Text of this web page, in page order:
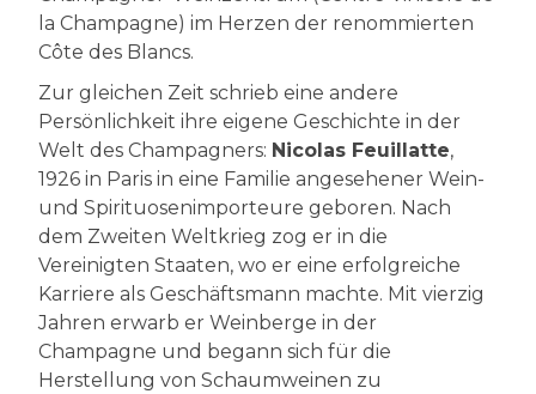
la Champagne) im Herzen der renommierten
Côte des Blancs.
Zur gleichen Zeit schrieb eine andere
Persönlichkeit ihre eigene Geschichte in der
Welt des Champagners: Nicolas Feuillatte,
1926 in Paris in eine Familie angesehener Wein-
und Spirituosenimporteure geboren. Nach
dem Zweiten Weltkrieg zog er in die
Vereinigten Staaten, wo er eine erfolgreiche
Karriere als Geschäftsmann machte. Mit vierzig
Jahren erwarb er Weinberge in der
Champagne und begann sich für die
Herstellung von Schaumweinen zu